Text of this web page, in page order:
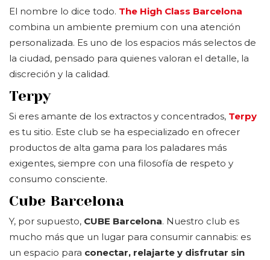
El nombre lo dice todo. The High Class Barcelona
combina un ambiente premium con una atención
personalizada. Es uno de los espacios más selectos de
la ciudad, pensado para quienes valoran el detalle, la
discreción y la calidad.
Terpy
Si eres amante de los extractos y concentrados, Terpy
es tu sitio. Este club se ha especializado en ofrecer
productos de alta gama para los paladares más
exigentes, siempre con una filosofía de respeto y
consumo consciente.
Cube Barcelona
Y, por supuesto, CUBE Barcelona. Nuestro club es
mucho más que un lugar para consumir cannabis: es
un espacio para conectar, relajarte y disfrutar sin